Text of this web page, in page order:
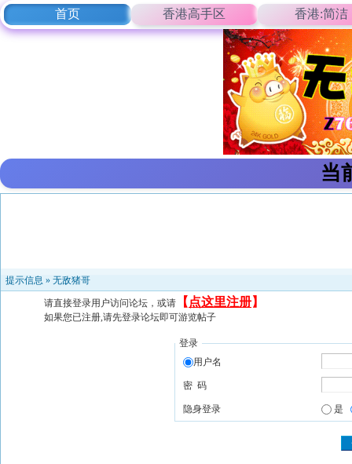
首页 香港高手区 香港:简洁
当
提示信息 » 无敌猪哥
请直接登录用户访问论坛，或请 【 点这里注册】
如果您已注册,请先登录论坛即可游览帖子
登录
用户名
密 码
隐身登录 是